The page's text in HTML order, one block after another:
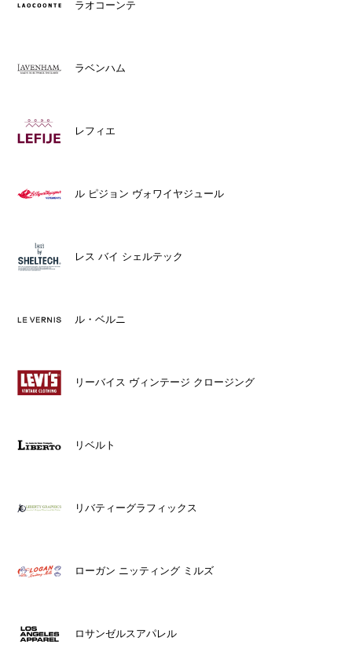
ラオコーンテ
ラベンハム
レフィエ
ル ピジョン ヴォワイヤジュール
レス バイ シェルテック
ル・ベルニ
リーバイス ヴィンテージ クロージング
リベルト
リバティーグラフィックス
ローガン ニッティング ミルズ
ロサンゼルスアパレル